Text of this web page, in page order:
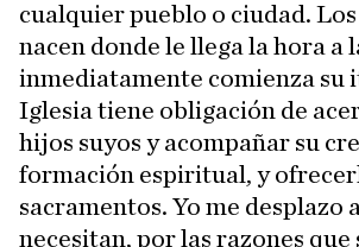
cualquier pueblo o ciudad.
nacen donde le llega la hora a
inmediatamente comienza su
Iglesia tiene obligación de
hijos suyos y acompañar su
formación espiritual, y
sacramentos. Yo me desplazo
necesitan, por las razones que